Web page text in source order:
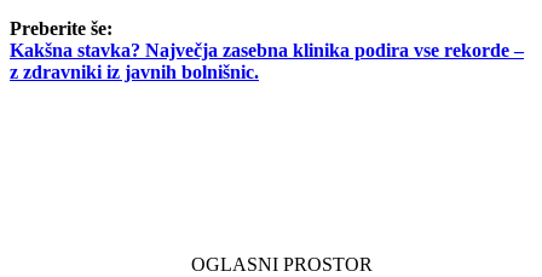
Preberite še:
Kakšna stavka? Največja zasebna klinika podira vse rekorde –
z zdravniki iz javnih bolnišnic.